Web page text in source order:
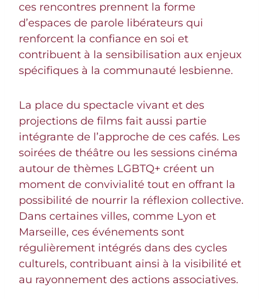
ces rencontres prennent la forme
d’espaces de parole libérateurs qui
renforcent la confiance en soi et
contribuent à la sensibilisation aux enjeux
spécifiques à la communauté lesbienne.
La place du spectacle vivant et des
projections de films fait aussi partie
intégrante de l’approche de ces cafés. Les
soirées de théâtre ou les sessions cinéma
autour de thèmes LGBTQ+ créent un
moment de convivialité tout en offrant la
possibilité de nourrir la réflexion collective.
Dans certaines villes, comme Lyon et
Marseille, ces événements sont
régulièrement intégrés dans des cycles
culturels, contribuant ainsi à la visibilité et
au rayonnement des actions associatives.